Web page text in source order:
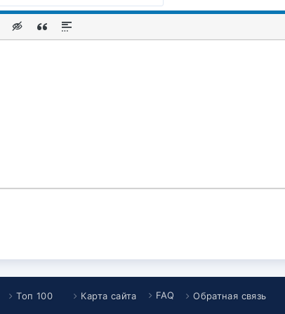
Топ 100 Карта сайта FAQ Обратная связь